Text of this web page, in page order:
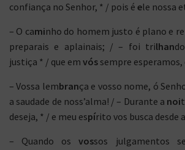
confiança no Senhor, * / pois é ele nossa
– O caminho do homem justo é plano e
preparais e aplainais; / – foi trilhan
justiça * / que em vós sempre esperamos,
– Vossa lembrança e vosso nome, ó
a saudade de noss’alma! / – Durante a noi
deseja, * / e meu espírito vos busca desde
– Quando osvossos julgamentos